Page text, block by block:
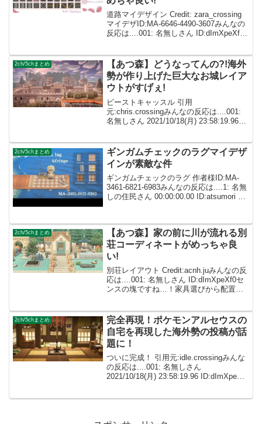
道路マイデザイン Credit: zara_crossing
マイデザID:MA-6646-4490-3607みんなの
反応は....001: 名無しさん ID:dImXpeXf0
2ch/5chまとめ
【あつ森】どうなってんの?!海外
勢が作り上げた巨大なお城レイア
ウトがすげぇ!
ビーストキャッスル 引用
元:chris.crossingみんなの反応は....001:
名無しさん 2021/10/18(月) 23:58:19.96
2ch/5chまとめ
ギンガムチェックのラグマイデザ
インが素敵な件
ギンガムチェックのラグ 作者様ID:MA-
3461-6821-6983みんなの反応は....1: 名無
しの住民さん 00:00:00.00 ID:atsumori こ
2ch/5chまとめ
【あつ森】家の前に川が流れる別
荘コーディネートがめっちゃ良
い!
別荘レイアウト Credit:acnh.juみんなの反
応は....001: 名無しさん ID:dImXpeXf0セ
ンスの塊ですね…！家具選びから配置ま
2ch/5chまとめ
完全再現！ポケモンアルセウスの
自宅を再現した海外勢の投稿が話
題に！
ついに完成！ 引用元:idle.crossingみんな
の反応は....001: 名無しさん
2021/10/18(月) 23:58:19.96 ID:dImXpeXf0